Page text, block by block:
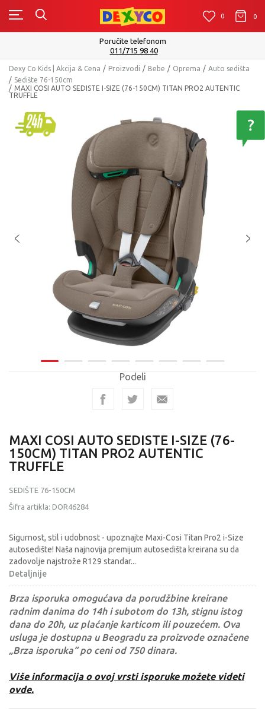
0 0 0
Isporuku možete očekivati u roku od 2 do 4 radna dana!
Pogledaj više
Dexy Co Kids | Akcija & Cena Proizvodi Bebe Oprema
Auto sedišta
Sedište 76-150cm
MAXI COSI AUTO SEDISTE I-SIZE (76-150CM) TITAN PRO2 AUTENTIC
TRUFFLE
Podeli
MAXI COSI AUTO SEDISTE I-SIZE (76-
150CM) TITAN PRO2 AUTENTIC
TRUFFLE
SEDIŠTE 76-150CM
Šifra artikla: DOR46284
Sigurnost, stil i udobnost - upoznajte Maxi-Cosi Titan Pro2 i-Size
autosedište! Naša najnovija premijum autosedišta kreirana su da
zadovolje najstrože R129 standar...
Detaljnije
Brza isporuka omogućava da porudžbine kreirane
radnim danima do 14h i subotom do 13h, stignu istog
dana do 20h, uz plaćanje karticom ili pouzećem. Ova
usluga je dostupna u Beogradu za proizvode označene
„Brza isporuka“ po ceni od 750 dinara.
Više informacija o ovoj vrsti isporuke možete videti
ovde.